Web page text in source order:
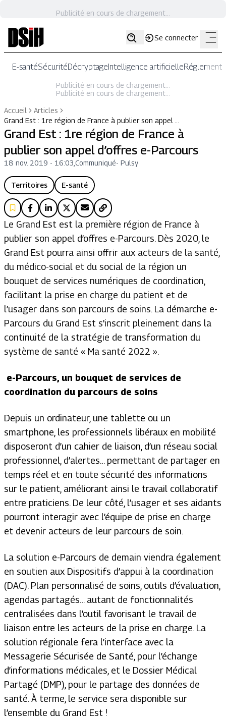
Publicité en cours de chargement...
Se connecter
E-santéSécuritéDécryptageIntelligence artificielle
Publicité en cours de chargement...
Publicité en cours de chargement...
Accueil
Articles
Grand Est : 1re région de France à publier son appel …
Grand Est : 1re région de France à
publier son appel d’offres e-Parcours
18 nov. 2019 - 16:03 Communiqué- Pulsy
Territoires E-santé
Le Grand Est est la première région de France à
publier son appel d’offres e-Parcours. Dès 2020, le
Grand Est pourra ainsi offrir aux acteurs de la santé,
du médico-social et du social de la région un
bouquet de services numériques de coordination,
facilitant la prise en charge du patient et de
l’usager dans son parcours de soins. La démarche e-
Parcours du Grand Est s'inscrit pleinement dans la
continuité de la stratégie de transformation du
système de santé « Ma santé 2022 ».
e-Parcours, un bouquet de services de
coordination du parcours de soins
Depuis un ordinateur, une tablette ou un
smartphone, les professionnels libéraux en mobilité
disposeront d’un cahier de liaison, d’un réseau social
professionnel, d’alertes… permettant de partager en
temps réel et en toute sécurité des informations
sur le patient, améliorant ainsi le travail collaboratif
entre praticiens. De leur côté, l’usager et ses aidants
pourront interagir avec l’équipe de prise en charge
et devenir acteurs de leur parcours de soin.
La solution e-Parcours de demain viendra également
en soutien aux Dispositifs d’appui à la coordination
(DAC). Plan personnalisé de soins, outils d’évaluation,
agendas partagés… autant de fonctionnalités
centralisées dans l’outil favorisant le travail de
liaison entre les acteurs de la prise en charge. La
solution régionale fera l’interface avec la
Messagerie Sécurisée de Santé, pour l’échange
d’informations médicales, et le Dossier Médical
Partagé (DMP), pour le partage des données de
santé. À terme, le service sera disponible sur
l’ensemble du Grand Est !